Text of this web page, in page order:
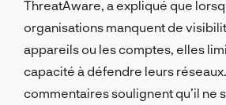
ThreatAware, a expliqué que
organisations manquent de
appareils ou les comptes, elles
capacité à défendre leurs
commentaires soulignent qu’il ne